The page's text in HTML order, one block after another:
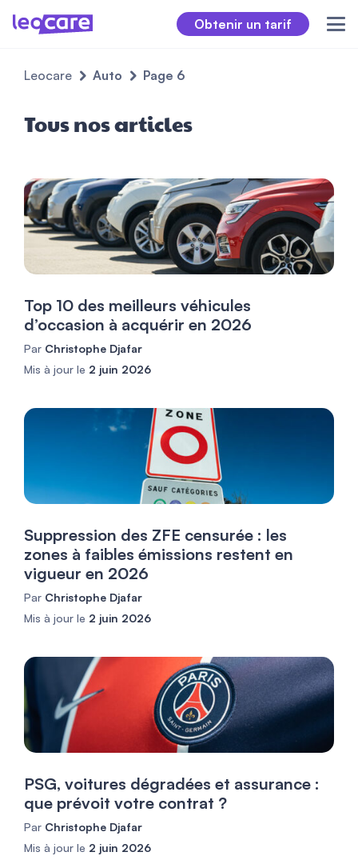
Obtenir un tarif
Leocare Auto Page 6
Tous nos articles
Top 10 des meilleurs véhicules
d’occasion à acquérir en 2026
Par Christophe Djafar
Mis à jour le 2 juin 2026
Suppression des ZFE censurée : les
zones à faibles émissions restent en
vigueur en 2026
Par Christophe Djafar
Mis à jour le 2 juin 2026
PSG, voitures dégradées et assurance :
que prévoit votre contrat ?
Par Christophe Djafar
Mis à jour le 2 juin 2026